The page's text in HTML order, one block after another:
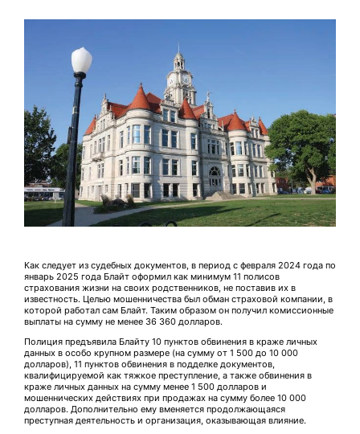
Как следует из судебных документов, в период с февраля 2024 года по
январь 2025 года Блайт оформил как минимум 11 полисов
страхования жизни на своих родственников, не поставив их в
известность. Целью мошенничества был обман страховой компании, в
которой работал сам Блайт. Таким образом он получил комиссионные
выплаты на сумму не менее 36 360 долларов.
Полиция предъявила Блайту 10 пунктов обвинения в краже личных
данных в особо крупном размере (на сумму от 1 500 до 10 000
долларов), 11 пунктов обвинения в подделке документов,
квалифицируемой как тяжкое преступление, а также обвинения в
краже личных данных на сумму менее 1 500 долларов и
мошеннических действиях при продажах на сумму более 10 000
долларов. Дополнительно ему вменяется продолжающаяся
преступная деятельность и организация, оказывающая влияние.